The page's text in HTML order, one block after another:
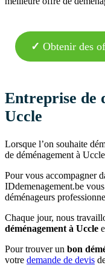
✓ Obtenir des
Entreprise de
Uccle
Lorsque l’on souhaite
de déménagement à
Pour vous accompagner
IDdemenagement.be
déménageurs
Chaque jour, nous
déménagement à Uccle
Pour trouver un bon
votre demande de devis